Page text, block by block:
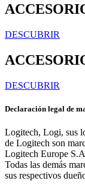
DESCUBRIR
DESCUBRIR
Declaración legal de
Logitech, Logi, sus
de Logitech son
Logitech Europe
Todas las demás
sus respectivos